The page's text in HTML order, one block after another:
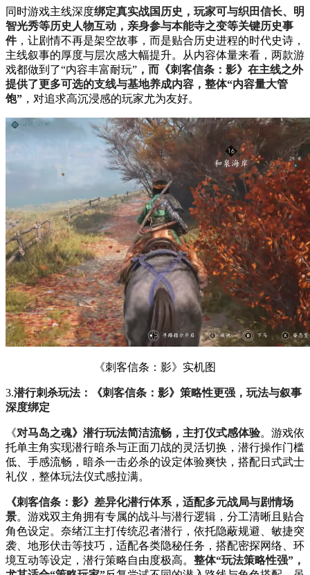
同时游戏主线深度绑定真实战国历史，玩家可与织田信长、明
智光秀等历史人物互动，亲身参与本能寺之变等关键历史事
件，让剧情不再是架空故事，而是贴合历史进程的时代史诗，
主线叙事的厚度与层次感大幅提升。从内容体量来看，两款游
戏都做到了“内容丰富耐玩” ，而《刺客信条：影》在主线之外
提供了更多可选的支线与基地养成内容，整体“内容量大管
饱” ，对追求高沉浸感的玩家尤为友好。
《刺客信条：影》实机图
3.潜行刺杀玩法：《刺客信条：影》策略性更强，玩法与叙事
深度绑定
《对马岛之魂》潜行玩法简洁流畅，主打仪式感体验。游戏依
托单主角实现潜行暗杀与正面刀战的灵活切换，潜行操作门槛
低、手感流畅，暗杀一击必杀的设定体验爽快，搭配日式武士
礼仪，整体玩法仪式感拉满。
《刺客信条：影》差异化潜行体系，适配多元战局与剧情场
景。游戏双主角拥有专属的战斗与潜行逻辑，分工清晰且贴合
角色设定。奈绪江主打传统忍者潜行，依托隐蔽规避、敏捷突
袭、地形伏击等技巧，适配各类隐秘任务，搭配密探网络、环
境互动等设定，潜行策略自由度极高。 整体“玩法策略性强”，